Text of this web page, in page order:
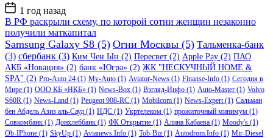
Дата
записи
1 год назад
В РФ раскрыли схему, по которой сотни женщин незаконно
получили маткапитал
Samsung Galaxy S8 (5) Огни Москвы (5) Тальменка-банк
(3) сбербанк (3) Ким Чен Ын (2) Пересвет (2) Apple Pay (2) ПАО
АКБ «Новация» (2) банк «Югра» (2) ЖК "НЕСКУЧНЫЙ HOME &
SPA" (2) Pro-Auto 24 (1) My-Auto (1) Aviator-News (1) Finanse-Info (1) Сегодня в
Мире (1) ООО КБ «НКБ» (1) News-Box (1) Взгляд-Инфо (1) Auto-Master (1) Volvo
S60R (1) News-Land (1) Peugeot 908-RC (1) Mobilcom (1) News-Expert(1) Сальман
бен Абдель Азиз аль-Сауд (1) НДС (1) Укртелеком (1) прожиточный минимум (1)
Совкомбанк (1) Донхлеббанк (1) ФК Открытие (1) Алина Кабаева (1) Moody's (1)
Ob-IPhone (1) SkyUp (1) Avianews.Info (1) Tob-Biz (1) Autodrom.Info (1) Mir-Diesel